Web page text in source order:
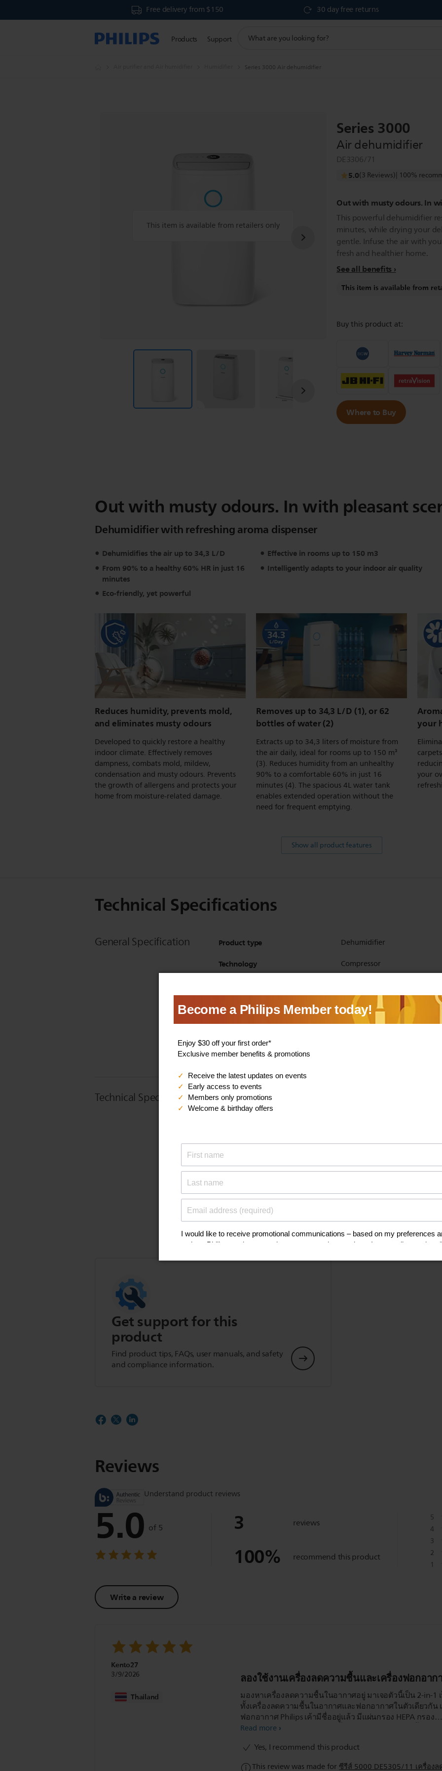
Free delivery from $150 30 day free returns
Products Support
search
Series 3000 Air dehumidifier
This item is available from retailers only
Series 3000
Air dehumidifier
DE3306/71
5.0(3 Reviews)| 100%
Out with musty odours. In
This powerful dehumidifier
minutes, while drying your
gentle. Infuse the air with
fresh and healthier home.
See all benefits
This item is available from
Buy this product at:
Where to Buy
Out with musty odours. In with pleasant
Dehumidifier with refreshing aroma dispenser
Dehumidifies the air up to 34,3 L/D
Effective in rooms up to 150 m3
From 90% to a healthy 60% HR in just 16
minutes
Intelligently adapts to your indoor air quality
Eco-friendly, yet powerful
Reduces humidity, prevents mold,
and eliminates musty odours
Developed to quickly restore a healthy
indoor climate. Effectively removes
dampness, combats mold, mildew,
condensation and musty odours. Prevents
the growth of allergens and protects your
home from moisture-related damage.
Removes up to 34,3 L/D (1), or 62
bottles of water (2)
Extracts up to 34,3 liters of moisture from
the air daily, ideal for rooms up to 150 m³
(3). Reduces humidity from an unhealthy
90% to a comfortable 60% in just 16
minutes (4). The spacious 4L water tank
enables extended operation without the
need for frequent emptying.
your
your
Show all product features
Technical Specifications
General Specification Product type Dehumidifier
Technology Compressor
Primary Material Plastic
Capacity Watertank 4 L
Refrigerant
Technical Specifications Humidity sensor
Min. sound level 45 dB(A)
Max. sound level
Show all Technical Specifications
Get support for this
product
Find product tips, FAQs, user manuals, and safety
and compliance information.
Reviews
Understand product reviews
5.0 of 5
Write a review
3 reviews
100% recommend this product
5
4
3
2
1
Kento27
3/9/2026
Thailand
ลองใช้งานเครื่องลดความชื้นและเครื่องฟอกอาก
มองหาเครื่องลดความชื้นในอากาศอยู่ มาเจอตัวนี้เป็น 2-in-1
ทั้งเครื่องลดความชื้นในอากาศและฟอกอากาศในตัวเดียวกัน
ฟอกอากาศ Philips เค้ามีชื่ออยู่แล้ว มีแผ่นกรอง HEPA กรอง
ละเอียดถึง 0.003 ไมครอน ตัวนี้ฟอกอากาศได้ไวมาก ตั้งในห้
270 m3 ต่อ ช.มี.เลย นับว่าสูงมาก) เครื่องลดความชื้นก็ทำงาน
มาก เห็นบอกลดความชื้นได้สูงสุด 26.5 ลิตรต่อวันเลย โดยรว
Read more
Yes, I recommend this product
This review was made forซีรีส์ 5000 DE5305/11 เครื่อ